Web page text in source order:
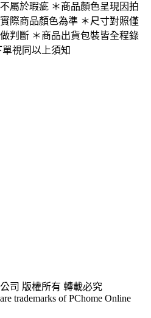
屬於瑕疵 ＊商品顏色呈現因拍
際商品顏色為準 ＊尺寸對照僅
判斷 ＊商品出貨包裝皆全程錄
視同以上須知
司 版權所有 轉載必究
trademarks of PChome Online